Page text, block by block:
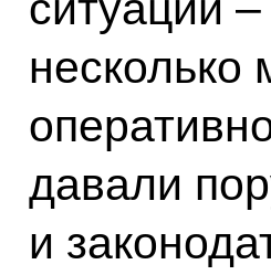
несколько
давали
и